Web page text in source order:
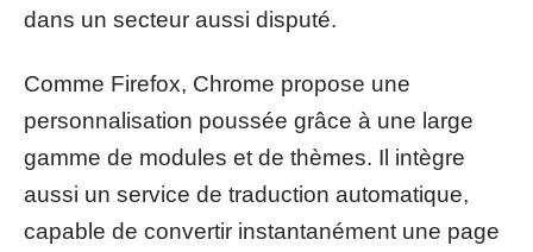
dans un secteur aussi disputé.
Comme Firefox, Chrome propose une
personnalisation poussée grâce à une large
gamme de modules et de thèmes. Il intègre
aussi un service de traduction automatique,
capable de convertir instantanément une page